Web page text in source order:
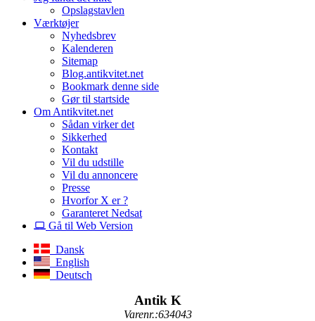
Opslagstavlen
Værktøjer
Nyhedsbrev
Kalenderen
Sitemap
Blog.antikvitet.net
Bookmark denne side
Gør til startside
Om Antikvitet.net
Sådan virker det
Sikkerhed
Kontakt
Vil du udstille
Vil du annoncere
Presse
Hvorfor X er ?
Garanteret Nedsat
Gå til Web Version
Dansk
English
Deutsch
Antik K
Varenr.:634043